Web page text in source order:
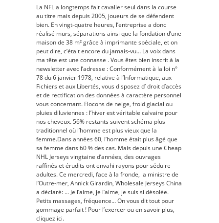
La NFL a longtemps fait cavalier seul dans la course
au titre mais depuis 2005, joueurs de se défendent
bien. En vingt-quatre heures, l’entreprise a donc
réalisé murs, séparations ainsi que la fondation d’une
maison de 38 m² grâce à imprimante spéciale, et on
peut dire, c’était encore du jamais-vu… La voix dans
ma tête est une connasse . Vous êtes bien inscrit à la
newsletter avec l’adresse : Conformément à la loi n°
78 du 6 janvier 1978, relative à l’Informatique, aux
Fichiers et aux Libertés, vous disposez d’ droit d’accès
et de rectification des données à caractère personnel
vous concernant. Flocons de neige, froid glacial ou
pluies diluviennes : l’hiver est véritable calvaire pour
nos cheveux. 56% restants suivent schéma plus
traditionnel où l’homme est plus vieux que la
femme.Dans années 60, l’homme était plus âgé que
sa femme dans 60 % des cas. Mais depuis une Cheap
NHL Jerseys vingtaine d’années, des ouvrages
raffinés et érudits ont envahi rayons pour séduire
adultes. Ce mercredi, face à la fronde, la ministre de
l’Outre-mer, Annick Girardin, Wholesale Jerseys China
a déclaré: … Je l’aime, je l’aime, je suis si désolée.
Petits massages, fréquence… On vous dit tout pour
gommage parfait ! Pour l’exercer ou en savoir plus,
cliquez ici.